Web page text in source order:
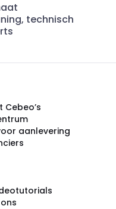
technisch
aanlevering